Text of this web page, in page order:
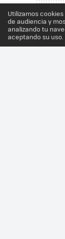
Utilizamos
de audiencia y
analizando tu
aceptando su uso.